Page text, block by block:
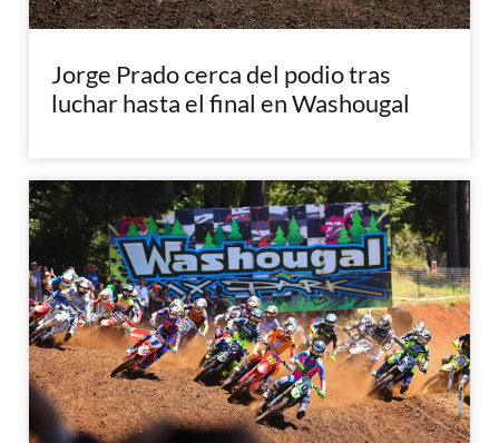
Jorge Prado cerca del podio tras
luchar hasta el final en Washougal